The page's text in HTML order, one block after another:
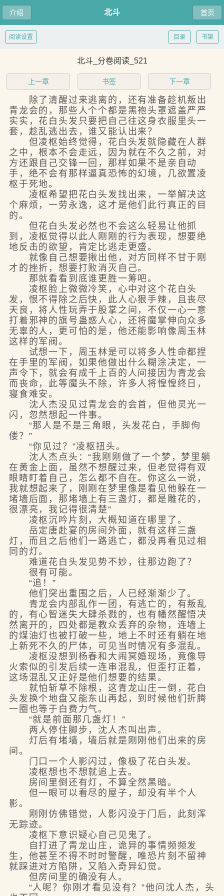
介绍 首页
北斗
书架
目录
阅读设置
北斗_分卷阅读_521
上一章 书签 下一章
除了清醒过来逃离的，还有准备趁机叛出
青龙会的，那些人个个都是黑袍头罩遮盖严严
实实，花白头发只要把自己往这身衣服里头一
套，趁乱逃出去，谁又能认出来？
但凌枢始终觉得，花白头发就隐藏在人群
之中，根本不会走远，因为就在不久之前，对
方还跟自己交锋一回，那样如果不是亲自动
手，绝不会有那样逼真恐怖的幻境，几欲置凌
枢于死地。
凌枢希望把花白头发找出来，一举解决这
个麻烦，一劳永逸，这才是他们此行真正的目
的。
但花白头发必然也不会这么轻易让他抓
到，凌枢觉得以此人刚刚的行为表现，想要绝
地反击的欲望，肯定比逃走更盛。
就像自己想要揪出他，对方同样不甘于刚
才的挫折，想要打败消灭自己。
那就看看到底谁更胜一筹吧。
凌枢脸上微微冷笑，心中对这个花白头
发，恨不得除之后快，此人心狠手辣，且丧尽
天良，将人性玩弄于股掌之间，不仅一心一意
打着邪神的旗号蛊惑人心，还将魔掌伸向众多
无辜的人，更可怕的是，他还能影响像周玉林
这样的军阀。
试想一下，周玉林是可以将多人性命都捏
在手里的军阀，如果他做出什么糊涂决定，一
声令下，就会有成千上百的人间接因为青龙会
而丧命，此等魔头不除，许多人将惶惶终日，
寝食难安。
沈人杰没见过青龙会的会首，但他灵光一
闪，忽然想起一件事。
“那人是不是三角眼，头发花白，手脚佝
偻？”
“你见过？”凌枢扭头。
沈人杰点头：“我刚刚做了一个梦，梦里躺
在黄金上面，虽然不想醒过来，但老觉得有双
眼睛盯着自己，怎么都不自在。你这么一说，
我就想起来了，刚刚在梦里像是看见他躲在一
堵墙后面，那堵墙上有三盏灯，都是雕花的，
很漂亮，我记得很清楚”
凌枢沉吟片刻，大概知道在哪里了。
岳定唐赴宴的房间外面，就有这样三盏
灯，而且之后他们一路逃亡，都没再看见过相
同的灯。
难道花白头发见势不妙，往那边跑了？
很有可能。
“追！”
他们突出重围之后，人已经渐渐少了。
青龙会内部乱作一团，有逃亡的，有叛乱
的，有心智迷失大肆杀戮的，也有幡然醒悟决
然离开的，四处都是教众丢弃的杂物，连墙上
的煤油灯也被打破一些，地上不时还有躺在地
上新死不久的尸体，可见当时情况有多混乱。
凌枢没想到杨春和大闹冥婚现场，竟像导
火索似的引发后续一连串混乱，但歪打正着，
这场混乱又正好是他们想要的结果。
就怕斩草不除根，这青龙山庄一倒，花白
头发换个地盘又能东山再起，到时候他们折腾
一圈也等于白费力气。
“就是前面那几盏灯！”
两人停住脚步，沈人杰叫出声。
灯后有堵墙，墙后就是刚刚他们出来的房
间。
门口一个人影闪过，像极了花白头发。
凌枢想也不想就追上去。
房间里倒还有灯，不算全然黑暗。
但一眼可以看尽的屋子，却没有半个人
影。
刚刚仿佛错觉，人影闪没于门后，此刻浑
无踪迹。
凌枢下意识疑心自己见鬼了。
自打进了青龙山庄，诡异的事情频频发
生，他甚至不得不时时警醒，唯恐片刻不留神
就踩进对方陷阱，又陷入奇异幻觉。
但房间里的确没有人。
“人呢？你刚才看见没有？”他问沈人杰，头